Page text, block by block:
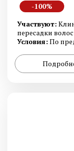
-100%
Участвуют:
пересадки
Условия: По